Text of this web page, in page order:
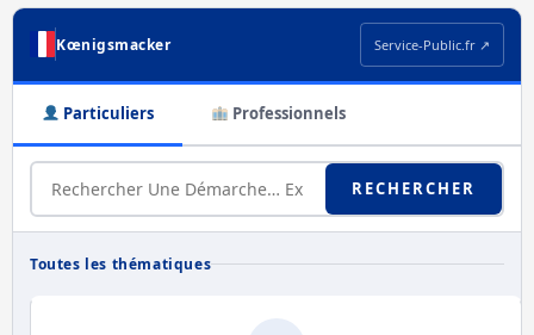
Kœnigsmacker Service-Public.fr ↗
Particuliers Professionnels
RECHERCHER
Toutes les thématiques